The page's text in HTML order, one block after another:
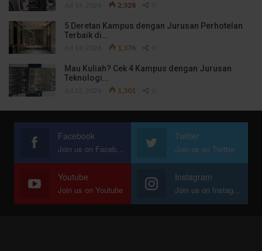
2,328
5 Deretan Kampus dengan Jurusan Perhotelan
Terbaik di…
1,376
Mau Kuliah? Cek 4 Kampus dengan Jurusan
Teknologi…
1,301
Facebook
Join us on Facebook
Twitter
Join us on Twitter
Youtube
Join us on Youtube
Instagram
Join us on Instagram